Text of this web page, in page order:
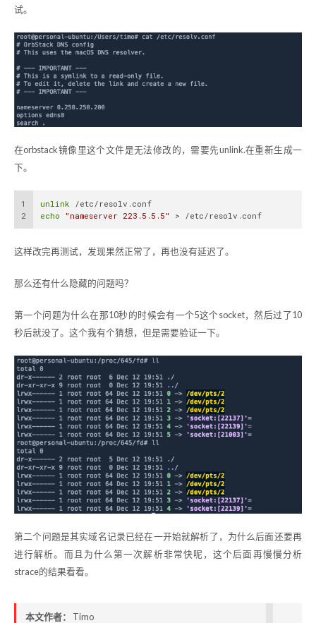
试。
在orbstack镜像里这个文件是无法修改的，需要先unlink.在重新生成一
下。
1
2
unlink /etc/resolv.conf
echo
"nameserver 223.5.5.5" > /etc/resolv.conf
这样改完再测试，发现果然正常了，再也没有延迟了。
那么还有什么隐藏的问题吗？
第一个问题为什么在那10秒的时候会有一个5这个socket，然后过了10
秒后就没了。这个我有个猜想，但是需要验证一下。
第二个问题是其实域名记录已经在一开始就解析了，为什么后面还要再
进行解析。而且为什么第一次解析非常快呢，这个后面再慢慢分析
strace的结果看看。
本文作者： Timo